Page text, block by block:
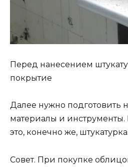
Перед нанесением
покрытие
Далее нужно подготовить
материалы и инструменты.
это, конечно же, штукатурка.
Совет. При покупке